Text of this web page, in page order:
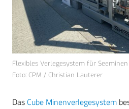
Flexibles Verlegesystem für
Foto: CPM / Christian Lauterer
Das Cube Minenverlegesystem